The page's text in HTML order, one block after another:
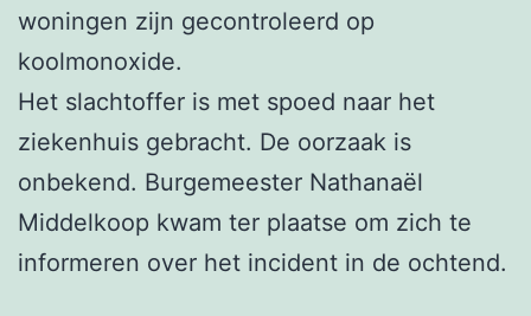
woningen zijn gecontroleerd op
koolmonoxide.
Het slachtoffer is met spoed naar het
ziekenhuis gebracht. De oorzaak is
onbekend. Burgemeester Nathanaël
Middelkoop kwam ter plaatse om zich te
informeren over het incident in de ochtend.